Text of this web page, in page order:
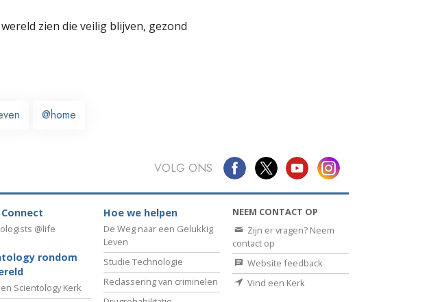
zien die veilig blijven, gezond
@home
VOLG ONS
@life
rondom
Scientology Kerk
Hoe we helpen
De Weg naar een Gelukkig
Leven
Studie Technologie
Reclassering van criminelen
NEEM CONTACT OP
Zijn er vragen? Neem
contact op
Website feedback
Vind een Kerk